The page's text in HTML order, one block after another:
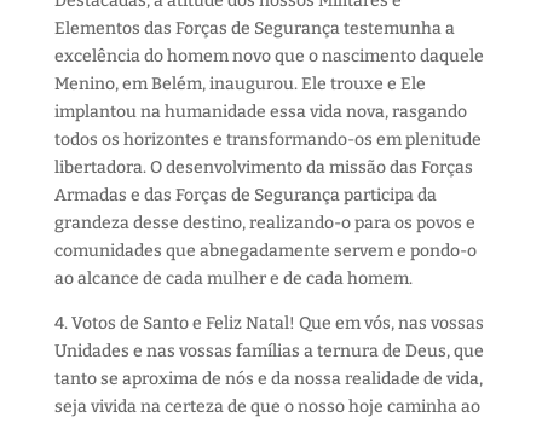
Elementos das Forças de Segurança testemunha a
excelência do homem novo que o nascimento daquele
Menino, em Belém, inaugurou. Ele trouxe e Ele
implantou na humanidade essa vida nova, rasgando
todos os horizontes e transformando-os em plenitude
libertadora. O desenvolvimento da missão das Forças
Armadas e das Forças de Segurança participa da
grandeza desse destino, realizando-o para os povos e
comunidades que abnegadamente servem e pondo-o
ao alcance de cada mulher e de cada homem.
4. Votos de Santo e Feliz Natal! Que em vós, nas vossas
Unidades e nas vossas famílias a ternura de Deus, que
tanto se aproxima de nós e da nossa realidade de vida,
seja vivida na certeza de que o nosso hoje caminha ao